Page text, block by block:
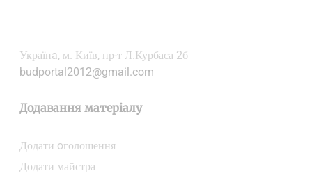
Українa, м. Київ, пр-т Л.Курбаса 2б
budportal2012@gmail.com
Додавання матеріалу
Додати oголошення
Додати майстра